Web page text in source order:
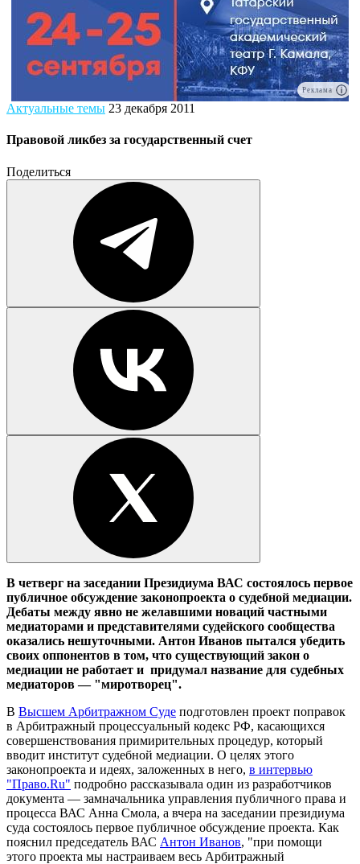
Реклама
Актуальные темы 23 декабря 2011
Правовой ликбез за государственный счет
Поделиться
В четверг на заседании Президиума ВАС состоялось первое
публичное обсуждение законопроекта о судебной медиации.
Дебаты между явно не желавшими новаций частными
медиаторами и представителями судейского сообщества
оказались нешуточными. Антон Иванов пытался убедить
своих оппонентов в том, что существующий закон о
медиации не работает и придумал название для судебных
медиаторов — "миротворец".
В Высшем Арбитражном Суде подготовлен проект поправок
в Арбитражный процессуальный кодекс РФ, касающихся
совершенствования примирительных процедур, который
вводит институт судебной медиации. О целях этого
законопроекта и идеях, заложенных в него, в интервью
"Право.Ru" подробно рассказывала один из разработчиков
документа — замначальника управления публичного права и
процесса ВАС Анна Смола, а вчера на заседании президиума
суда состоялось первое публичное обсуждение проекта. Как
пояснил председатель ВАС Антон Иванов, "при помощи
этого проекта мы настраиваем весь Арбитражный